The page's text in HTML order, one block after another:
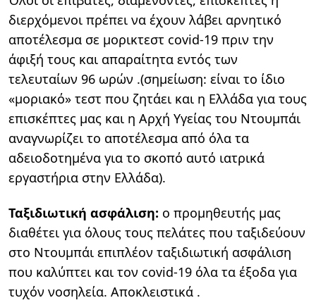
διερχόμενοι πρέπει να έχουν λάβει αρνητικό
αποτέλεσμα σε μορικτεστ covid-19 πριν την
άφιξή τους και απαραίτητα εντός των
τελευταίων 96 ωρών .(σημείωση: είναι το ίδιο
«μοριακό» τεστ που ζητάει και η Ελλάδα για τους
επισκέπτες μας και η Αρχή Υγείας του Ντουμπάι
αναγνωρίζει το αποτέλεσμα από όλα τα
αδειοδοτημένα για το σκοπό αυτό ιατρικά
εργαστήρια στην Ελλάδα).
Ταξιδιωτική ασφάλιση: ο προμηθευτής μας
διαθέτει για όλους τους πελάτες που ταξιδεύουν
στο Ντουμπάι επιπλέον ταξιδιωτική ασφάλιση
που καλύπτει και τον covid-19 όλα τα έξοδα για
τυχόν νοσηλεία. Αποκλειστικά .